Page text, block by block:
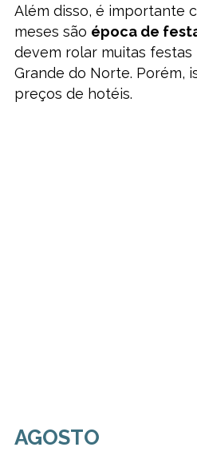
Além disso, é importante
meses são época de
devem rolar muitas festas
Grande do Norte. Porém,
preços de hotéis.
AGOSTO